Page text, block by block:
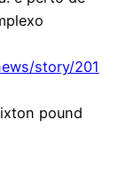
story/201
pound